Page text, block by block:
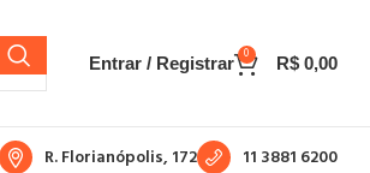
Entrar / Registrar 0 R$ 0,00
R. Florianópolis, 172 11 3881 6200